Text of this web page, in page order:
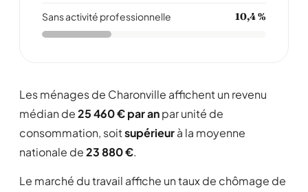
Sans activité professionnelle 10,4 %
Les ménages de Charonville affichent un revenu
médian de25 460 € par anpar unité de
consommation, soitsupérieurà la moyenne
nationale de23 880 €.
Le marché du travail affiche un taux de chômage de